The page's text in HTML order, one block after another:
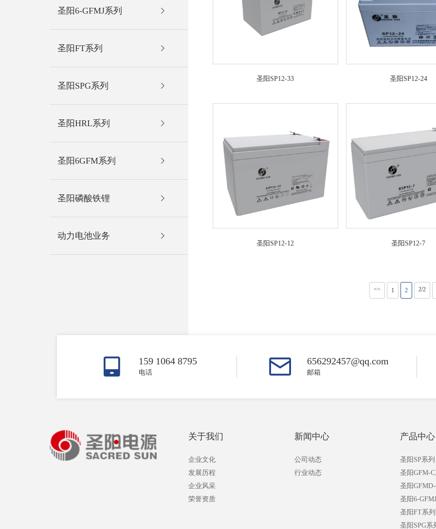
圣阳6-GFMJ系列
圣阳FT系列
圣阳SPG系列
圣阳HRL系列
圣阳6GFM系列
圣阳磷酸铁锂
动力电池业务
圣阳SP12-33 圣阳SP12-24
圣阳SP12-12 圣阳SP12-7
<< 1 2 2/2
159 1064 8795
电话
656292457@qq.com
邮箱
关于我们
企业文化
发展历程
企业风采
荣誉资质
新闻中心
公司动态
行业动态
产品中心
圣阳SP系列
圣阳GFM-
圣阳
圣阳6-
圣阳FT系列
圣阳SPG系